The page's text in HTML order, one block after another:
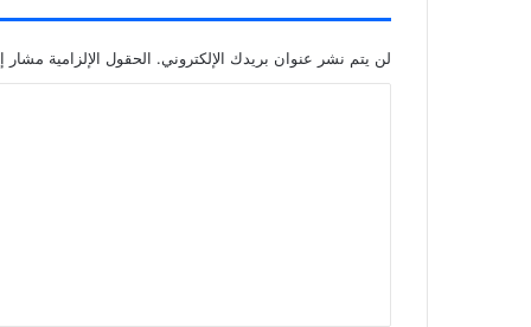
لن يتم نشر عنوان بريدك الإلكتروني. الحقول الإلزامية مشار